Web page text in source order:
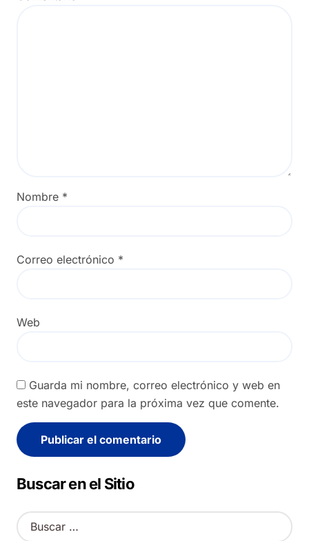
Nombre *
Correo electrónico *
Web
Guarda mi nombre, correo electrónico y web en
este navegador para la próxima vez que comente.
Buscar en el Sitio
B
u